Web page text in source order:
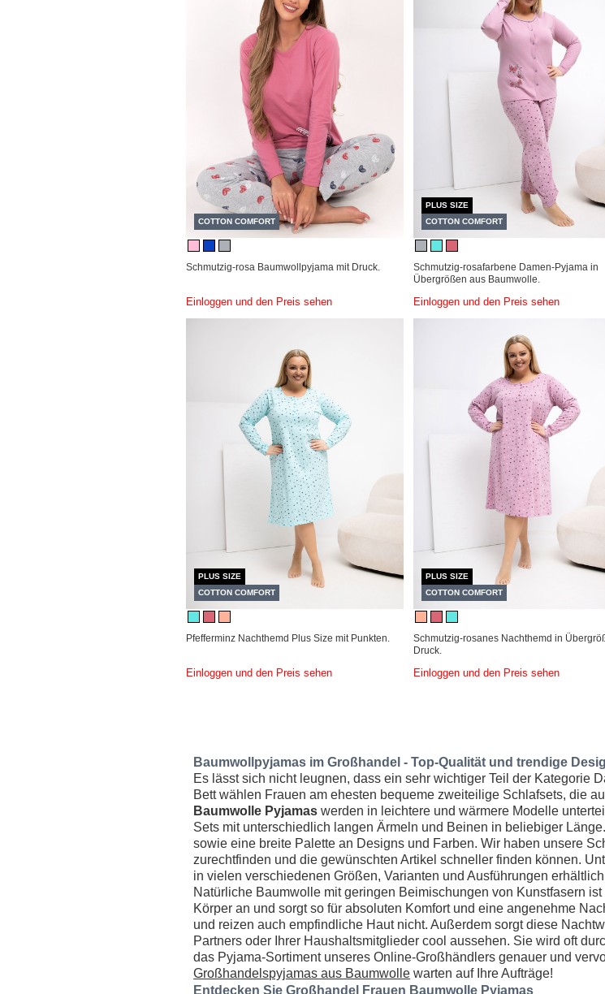
COTTON COMFORT
Schmutzig-rosa Baumwollpyjama mit Druck.
Einloggen und den Preis sehen
PLUS SIZE
COTTON COMFORT
Schmutzig-rosafarbene Damen-Pyjama in
Übergrößen aus Baumwolle.
Einloggen und den Preis sehen
PLUS SIZE
COTTON COMFORT
Pfefferminz Nachthemd Plus Size mit Punkten.
Einloggen und den Preis sehen
PLUS SIZE
COTTON COMFORT
Schmutzig-rosanes Nachthemd in
Druck.
Einloggen und den Preis sehen
Baumwollpyjamas im Großhandel - Top-Qualität und trendige
Es lässt sich nicht leugnen, dass ein sehr wichtiger Teil der Kategorie
Bett wählen Frauen am ehesten bequeme zweiteilige Schlafsets, die
Baumwolle Pyjamas werden in leichtere und wärmere Modelle
Sets mit unterschiedlich langen Ärmeln und Beinen in beliebiger
sowie eine breite Palette an Designs und Farben. Wir haben unsere
zurechtfinden und die gewünschten Artikel schneller finden können.
in vielen verschiedenen Größen, Varianten und Ausführungen
Natürliche Baumwolle mit geringen Beimischungen von Kunstfasern
Körper an und sorgt so für absoluten Komfort und eine angenehme
und reizen auch empfindliche Haut nicht. Außerdem sorgt diese
Partners oder Ihrer Haushaltsmitglieder cool aussehen. Sie wird oft
das Pyjama-Sortiment unseres Online-Großhändlers genauer und
Großhandelspyjamas aus Baumwolle warten auf Ihre Aufträge!
Entdecken Sie Großhandel Frauen Baumwolle Pyjamas